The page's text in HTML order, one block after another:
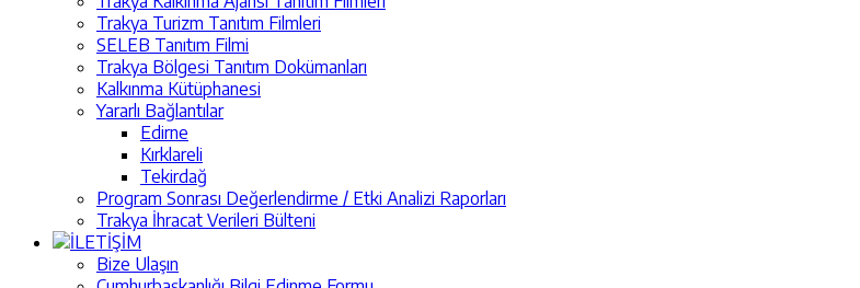
Trakya Turizm Tanıtım Filmleri
SELEB Tanıtım Filmi
Trakya Bölgesi Tanıtım Dokümanları
Kalkınma Kütüphanesi
Yararlı Bağlantılar
Edirne
Kırklareli
Tekirdağ
Program Sonrası Değerlendirme / Etki Analizi Raporları
Trakya İhracat Verileri Bülteni
İLETİŞİM
Bize Ulaşın